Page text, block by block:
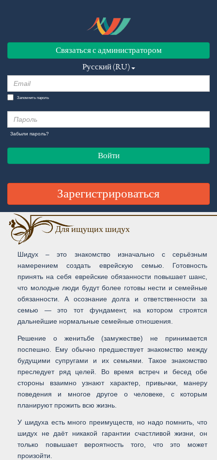
Связаться с администратором
Русский (RU)
Запомнить пароль
Забыли пароль?
Войти
Зарегистрироваться
Для ищущих шидух
Шидух – это знакомство изначально с серьёзным
намерением создать еврейскую семью. Готовность
принять на себя еврейские обязанности повышает шанс,
что молодые люди будут более готовы нести и семейные
обязанности. А осознание долга и ответственности за
семью — это тот фундамент, на котором строятся
дальнейшие нормальные семейные отношения.
Решение о женитьбе (замужестве) не принимается
поспешно. Ему обычно предшествует знакомство между
будущими супругами и их семьями. Такое знакомство
преследует ряд целей. Во время встреч и бесед обе
стороны взаимно узнают характер, привычки, манеру
поведения и многое другое о человеке, с которым
планируют прожить всю жизнь.
У шидуха есть много преимуществ, но надо помнить, что
шидух не даёт никакой гарантии счастливой жизни, он
только повышает вероятность того, что это может
произойти.